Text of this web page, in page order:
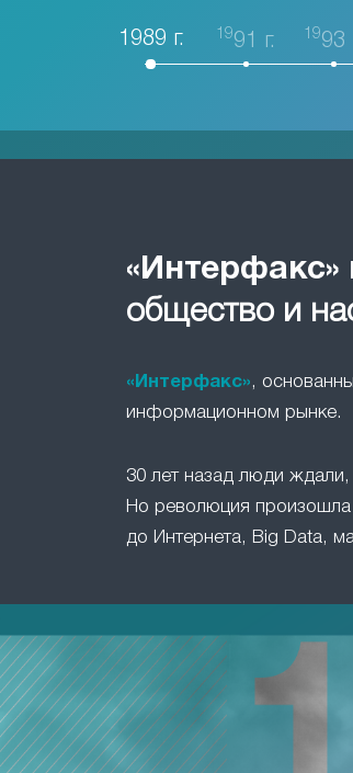
1989 г. 1991 г. 1993
«Интерфакс»
общество и
«Интерфакс»,
информационном рынке.
30 лет назад люди ждали,
Но революция произошла
до Интернета, Big Data,